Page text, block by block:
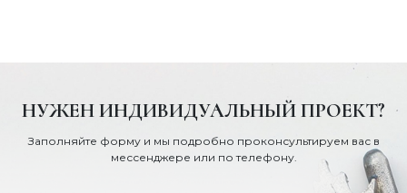
НУЖЕН ИНДИВИДУАЛЬНЫЙ ПРОЕКТ?
Заполняйте форму и мы подробно проконсультируем вас в
мессенджере или по телефону.